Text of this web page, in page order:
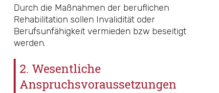
Durch die Maßnahmen der beruflichen
Rehabilitation sollen Invalidität oder
Berufsunfähigkeit vermieden bzw beseitigt
werden.
2. Wesentliche
Anspruchsvoraussetzungen